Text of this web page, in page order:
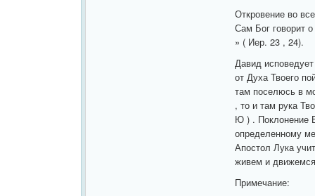
Откровение во
Сам Бог говорит
» ( Иер. 23 , 24).
Давид
от Духа Твоего
там поселюсь в
, то и там рука
Ю ) . Поклонение
определенному
Апостол Лука
живем и
Примечание: